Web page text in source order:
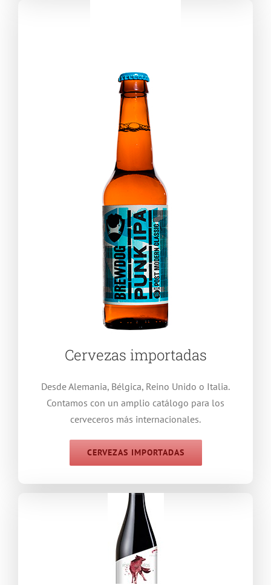
Cervezas importadas
Desde Alemania, Bélgica, Reino Unido o Italia.
Contamos con un amplio catálogo para los
cerveceros más internacionales.
CERVEZAS IMPORTADAS